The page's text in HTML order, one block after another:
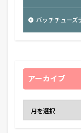
バッチチュー
アーカイブ